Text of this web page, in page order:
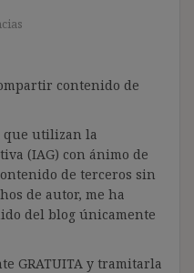
contenido de
que utilizan la
(IAG) con ánimo de
de terceros sin
de autor, me ha
del blog únicamente
GRATUITA y tramitarla